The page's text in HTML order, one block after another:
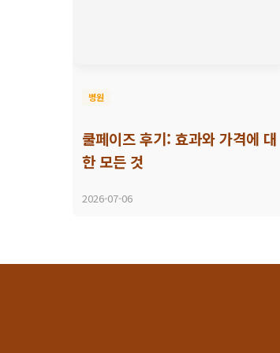
병원
쿨페이즈 후기: 효과와 가격에 대
한 모든 것
2026-07-06